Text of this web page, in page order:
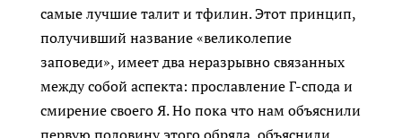
самые лучшие талит и тфилин. Этот принцип,
получивший название «великолепие
заповеди», имеет два неразрывно связанных
между собой аспекта: прославление Г-спода и
смирение своего Я. Но пока что нам объяснили